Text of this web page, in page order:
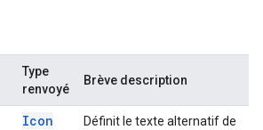
Type
renvoyé
Brève description
Icon
Définit le texte alternatif de